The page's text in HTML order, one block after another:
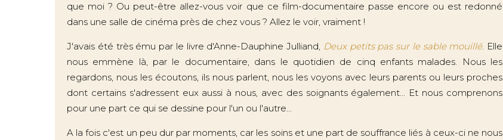
que moi ? Ou peut-être allez-vous voir que ce film-documentaire passe encore ou est redonné
dans une salle de cinéma près de chez vous ? Allez le voir, vraiment !
J'avais été très ému par le livre d'Anne-Dauphine Julliand, Deux petits pas sur le sable mouillé. Elle
nous emmène là, par le documentaire, dans le quotidien de cinq enfants malades. Nous les
regardons, nous les écoutons, ils nous parlent, nous les voyons avec leurs parents ou leurs proches
dont certains s'adressent eux aussi à nous, avec des soignants également... Et nous comprenons
pour une part ce qui se dessine pour l'un ou l'autre...
A la fois c'est un peu dur par moments, car les soins et une part de souffrance liés à ceux-ci ne nous